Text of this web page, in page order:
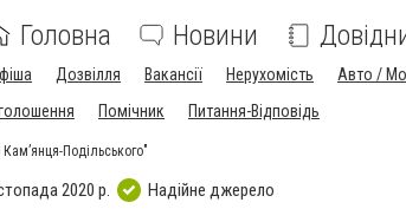
Головна Новини
Дозвілля Вакансії Нерухомість Авто /
Помічник Питання-Відповідь
Подільського"
2020 р. Надійне джерело